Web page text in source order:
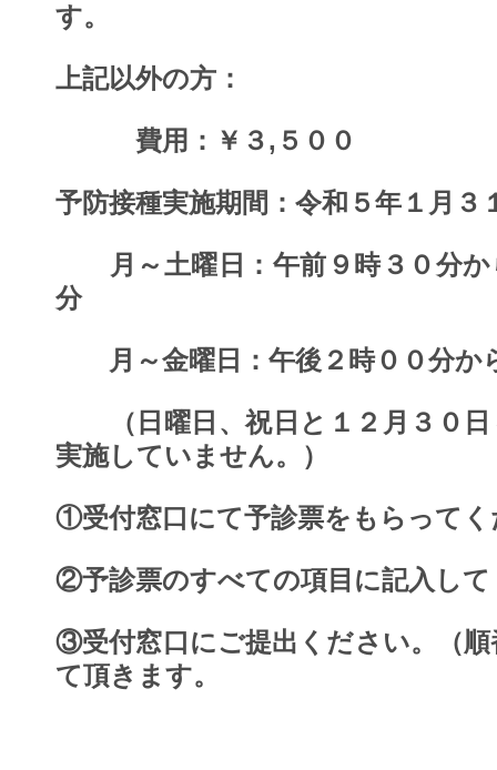
す。
上記以外の方：
費用：￥３,５００
予防接種実施期間：令和５年１月３
月～土曜日：午前９時３０分か
分
月～金曜日：午後２時００分か
（日曜日、祝日と１２月３０日
実施していません。）
①受付窓口にて予診票をもらってく
②予診票のすべての項目に記入し
③受付窓口にご提出ください。（順
て頂きます。